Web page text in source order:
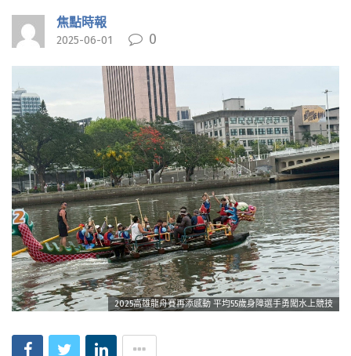
焦點時報
2025-06-01 0
2025高雄龍舟賽再添感動 平均55歲身障選手勇闖水上競技